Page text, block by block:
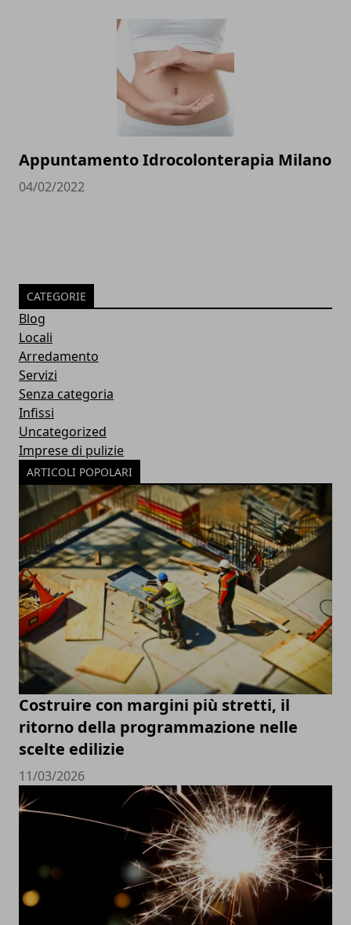
Appuntamento Idrocolonterapia Milano
04/02/2022
CATEGORIE
Blog
Locali
Arredamento
Servizi
Senza categoria
Infissi
Uncategorized
Imprese di pulizie
ARTICOLI POPOLARI
Costruire con margini più stretti, il
ritorno della programmazione nelle
scelte edilizie
11/03/2026